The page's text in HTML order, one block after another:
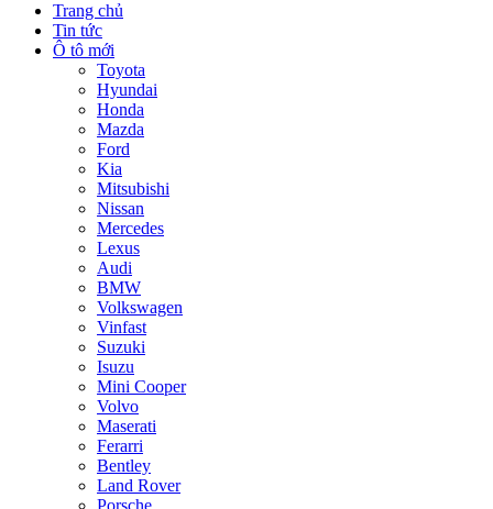
Trang chủ
Tin tức
Ô tô mới
Toyota
Hyundai
Honda
Mazda
Ford
Kia
Mitsubishi
Nissan
Mercedes
Lexus
Audi
BMW
Volkswagen
Vinfast
Suzuki
Isuzu
Mini Cooper
Volvo
Maserati
Ferarri
Bentley
Land Rover
Porsche